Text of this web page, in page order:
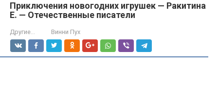
Приключения новогодних игрушек — Ракитина
Е. — Отечественные писатели
Другие... Винни Пух